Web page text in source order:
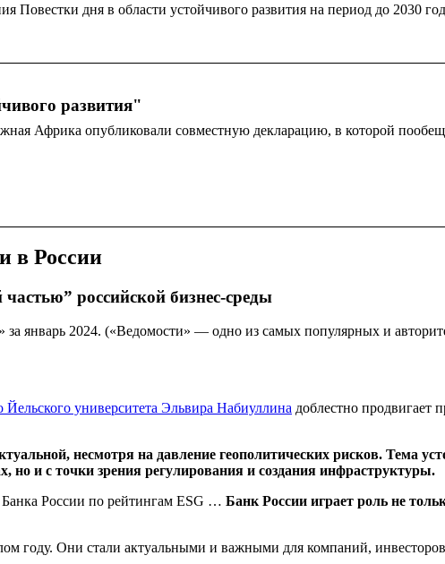
Повестки дня в области устойчивого развития на период до 2030
развития"
Африка опубликовали совместную декларацию, в которой
в России
российской бизнес-среды
за январь 2024. («Ведомости» — одно из самых популярных и
университета Эльвира Набиуллина доблестно продвигает
несмотря на давление геополитических рисков. Тема
но и с точки зрения регулирования и создания инфраструктуры.
России по рейтингам ESG … Банк России играет роль не
году. Они стали актуальными и важными для компаний,